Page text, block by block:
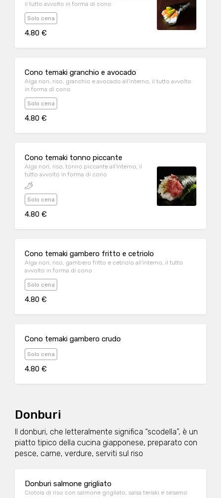
il tutto avvolto in forma di cono
Solo cena
4.80 €
Cono temaki granchio e avocado
Alga nori, riso, granchio e avocado all'interno, il tutto avvolto
in forma di cono
Solo cena
4.80 €
Cono temaki tonno piccante
Alga nori, riso, tonno piccante all'interno, il
tutto avvolto in forma di cono
Solo cena
4.80 €
Cono temaki gambero fritto e cetriolo
Alga nori, riso, gambero fritto e cetriolo all'interno, il tutto
avvolto in forma di cono
Solo cena
4.80 €
Cono temaki gambero crudo
Solo cena
4.80 €
Donburi
Il donburi, che letteralmente significa “scodella”, è un
piatto tipico della cucina giapponese, preparato con
pesce, carne, verdure, serviti sul riso
Donburi salmone grigliato
Ciotola di riso con salmone grigliato, salsa teriaki e sesamo